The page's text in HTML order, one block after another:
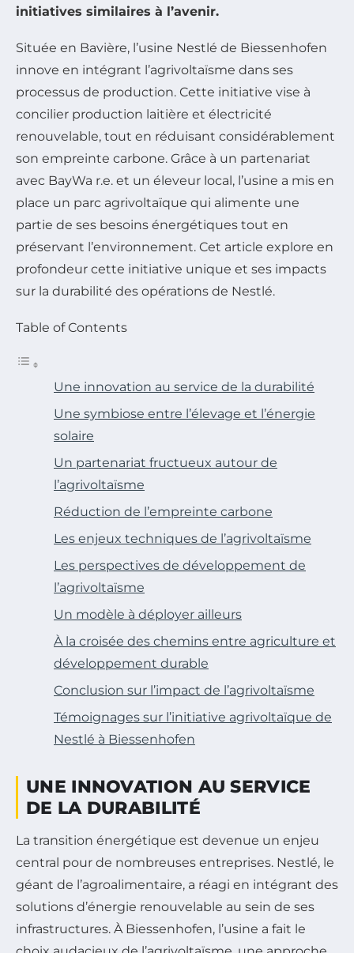
initiatives similaires à l’avenir.
Située en Bavière, l’usine Nestlé de Biessenhofen
innove en intégrant l’agrivoltaïsme dans ses
processus de production. Cette initiative vise à
concilier production laitière et électricité
renouvelable, tout en réduisant considérablement
son empreinte carbone. Grâce à un partenariat
avec BayWa r.e. et un éleveur local, l’usine a mis en
place un parc agrivoltaïque qui alimente une
partie de ses besoins énergétiques tout en
préservant l’environnement. Cet article explore en
profondeur cette initiative unique et ses impacts
sur la durabilité des opérations de Nestlé.
Table of Contents
Une innovation au service de la durabilité
Une symbiose entre l’élevage et l’énergie
solaire
Un partenariat fructueux autour de
l’agrivoltaïsme
Réduction de l’empreinte carbone
Les enjeux techniques de l’agrivoltaïsme
Les perspectives de développement de
l’agrivoltaïsme
Un modèle à déployer ailleurs
À la croisée des chemins entre agriculture et
développement durable
Conclusion sur l’impact de l’agrivoltaïsme
Témoignages sur l’initiative agrivoltaïque de
Nestlé à Biessenhofen
UNE INNOVATION AU SERVICE
DE LA DURABILITÉ
La transition énergétique est devenue un enjeu
central pour de nombreuses entreprises. Nestlé, le
géant de l’agroalimentaire, a réagi en intégrant des
solutions d’énergie renouvelable au sein de ses
infrastructures. À Biessenhofen, l’usine a fait le